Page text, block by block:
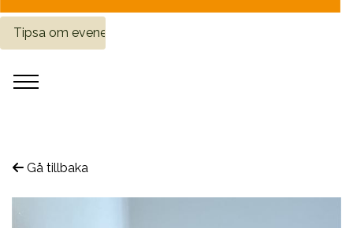
Tipsa om evenemang
Gå tillbaka